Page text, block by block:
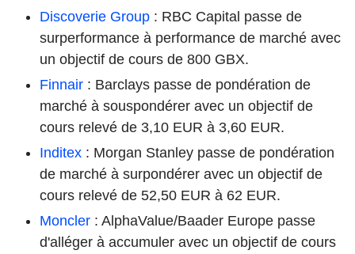
Discoverie Group : RBC Capital passe de
surperformance à performance de marché avec
un objectif de cours de 800 GBX.
Finnair : Barclays passe de pondération de
marché à souspondérer avec un objectif de
cours relevé de 3,10 EUR à 3,60 EUR.
Inditex : Morgan Stanley passe de pondération
de marché à surpondérer avec un objectif de
cours relevé de 52,50 EUR à 62 EUR.
Moncler : AlphaValue/Baader Europe passe
d'alléger à accumuler avec un objectif de cours